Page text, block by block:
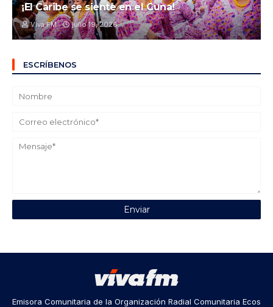
¡El Caribe se siente en el Cuna!
Viva FM julio 19, 2026
ESCRÍBENOS
Emisora Comunitaria de la Organización Radial Comunitaria Ecos